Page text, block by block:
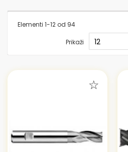
Elementi 1-12 od 94
Prikaži